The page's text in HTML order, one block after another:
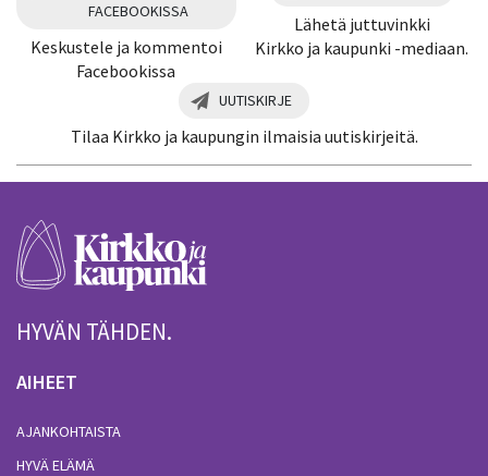
FACEBOOKISSA
Keskustele ja kommentoi
Facebookissa
Lähetä juttuvinkki
Kirkko ja kaupunki -mediaan.
UUTISKIRJE
Tilaa Kirkko ja kaupungin ilmaisia uutiskirjeitä.
HYVÄN TÄHDEN.
AIHEET
AJANKOHTAISTA
HYVÄ ELÄMÄ